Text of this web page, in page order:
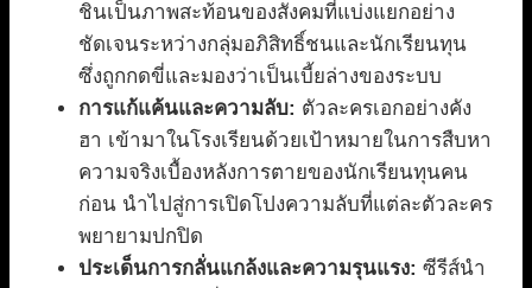
ชินเป็นภาพสะท้อนของสังคมที่แบ่งแยกอย่าง
ชัดเจนระหว่างกลุ่มอภิสิทธิ์ชนและนักเรียนทุน
ซึ่งถูกกดขี่และมองว่าเป็นเบี้ยล่างของระบบ
การแก้แค้นและความลับ: ตัวละครเอกอย่างคัง
ฮา เข้ามาในโรงเรียนด้วยเป้าหมายในการสืบหา
ความจริงเบื้องหลังการตายของนักเรียนทุนคน
ก่อน นำไปสู่การเปิดโปงความลับที่แต่ละตัวละคร
พยายามปกปิด
ประเด็นการกลั่นแกล้งและความรุนแรง: ซีรีส์นำ